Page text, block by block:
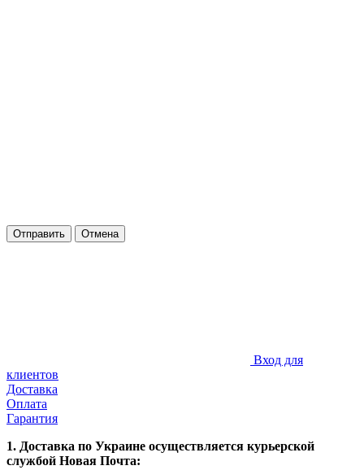
Отправить Отмена
Вход для
клиентов
Доставка
Оплата
Гарантия
1. Доставка по Украине осуществляется курьерской
службой Новая Почта: